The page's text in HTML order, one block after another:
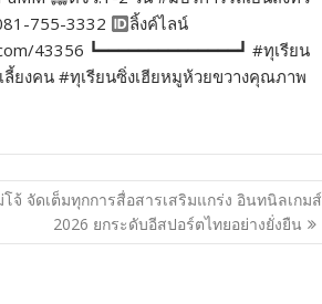
755-3332
ลิ้งค์ไลน์
43356 ┗━━━━━━━━━━━━━━┛ #ทุเรียน
ยงคน #ทุเรียนซิ่งเฮียหมูห้วยขวางคุณภาพ
จ้ จัดเต็มทุกการสื่อสารเสริมแกร่ง อินทนิลเกมส์
2026 ยกระดับอีสปอร์ตไทยอย่างยั่งยืน